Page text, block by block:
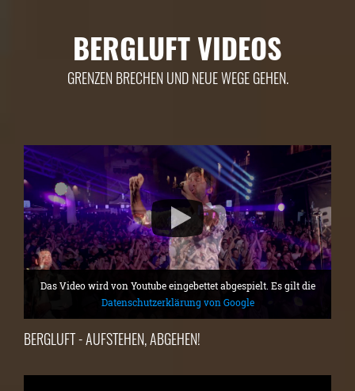
BERGLUFT VIDEOS
GRENZEN BRECHEN UND NEUE WEGE GEHEN.
Das Video wird von Youtube eingebettet abgespielt. Es gilt die
Datenschutzerklärung von Google
BERGLUFT - AUFSTEHEN, ABGEHEN!